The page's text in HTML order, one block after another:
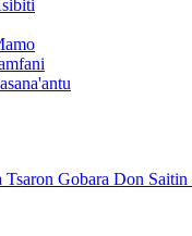
Tsaron Gobara Don Saitin